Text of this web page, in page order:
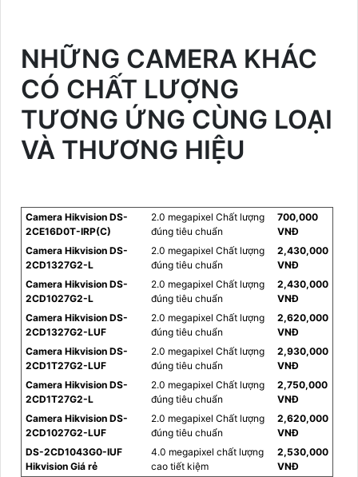
NHỮNG CAMERA KHÁC
CÓ CHẤT LƯỢNG
TƯƠNG ỨNG CÙNG LOẠI
VÀ THƯƠNG HIỆU
Camera Hikvision DS-
2CE16D0T-IRP(C)
2.0 megapixel Chất lượng
đúng tiêu chuẩn
700,000
VNĐ
Camera Hikvision DS-
2CD1327G2-L
2.0 megapixel Chất lượng
đúng tiêu chuẩn
2,430,000
VNĐ
Camera Hikvision DS-
2CD1027G2-L
2.0 megapixel Chất lượng
đúng tiêu chuẩn
2,430,000
VNĐ
Camera Hikvision DS-
2CD1327G2-LUF
2.0 megapixel Chất lượng
đúng tiêu chuẩn
2,620,000
VNĐ
Camera Hikvision DS-
2CD1T27G2-LUF
2.0 megapixel Chất lượng
đúng tiêu chuẩn
2,930,000
VNĐ
Camera Hikvision DS-
2CD1T27G2-L
2.0 megapixel Chất lượng
đúng tiêu chuẩn
2,750,000
VNĐ
Camera Hikvision DS-
2CD1027G2-LUF
2.0 megapixel Chất lượng
đúng tiêu chuẩn
2,620,000
VNĐ
DS-2CD1043G0-IUF
Hikvision Giá rẻ
4.0 megapixel chất lượng
cao tiết kiệm
2,530,000
VNĐ